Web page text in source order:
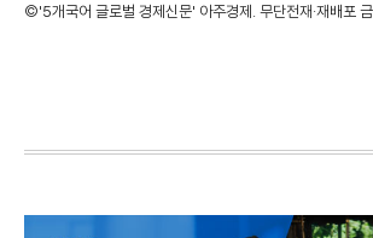
©'5개국어 글로벌 경제신문' 아주경제. 무단전재·재배포 금